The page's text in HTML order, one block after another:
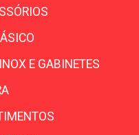
E GABINETES